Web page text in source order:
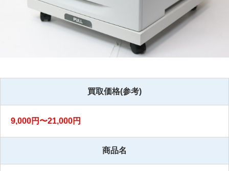
買取価格(参考)
9,000円〜21,000円
商品名